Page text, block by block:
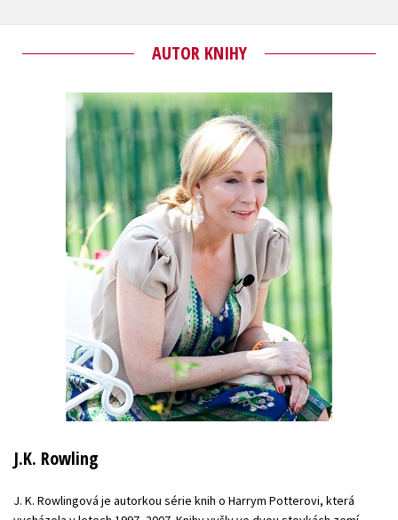
AUTOR KNIHY
J.K. Rowling
J. K. Rowlingová je autorkou série knih o Harrym Potterovi, která